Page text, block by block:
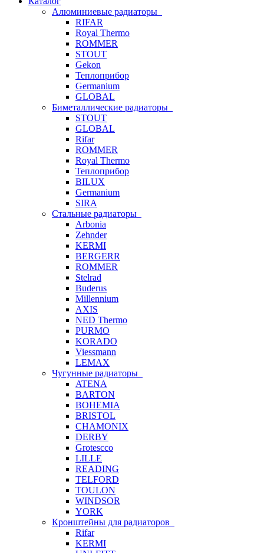
Алюминиевые радиаторы
RIFAR
Royal Thermo
ROMMER
STOUT
Gekon
Теплоприбор
Germanium
GLOBAL
Биметаллические радиаторы
STOUT
GLOBAL
Rifar
ROMMER
Royal Thermo
Теплоприбор
BILUX
Germanium
SIRA
Стальные радиаторы
Arbonia
Zehnder
KERMI
BERGERR
ROMMER
Stelrad
Buderus
Millennium
AXIS
NED Thermo
PURMO
KORADO
Viessmann
LEMAX
Чугунные радиаторы
ATENA
BARTON
BOHEMIA
BRISTOL
CHAMONIX
DERBY
Grotescco
LILLE
READING
TELFORD
TOULON
WINDSOR
YORK
Кронштейны для радиаторов
Rifar
KERMI